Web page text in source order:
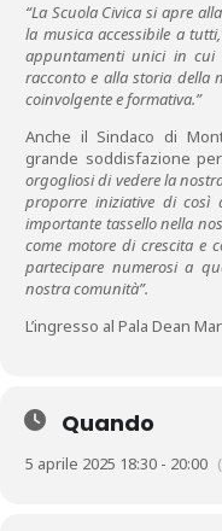
“La Scuola Civica si apre
la musica accessibile a
appuntamenti unici in
racconto e alla storia della
coinvolgente e formativa.”
Anche il Sindaco di
grande soddisfazione
orgogliosi di vedere la
proporre iniziative di così
importante tassello nella
come motore di crescita e
partecipare numerosi a
nostra comunità”.
L’ingresso al Pala Dean
Quando
5 aprile 2025 18:30 - 20:00